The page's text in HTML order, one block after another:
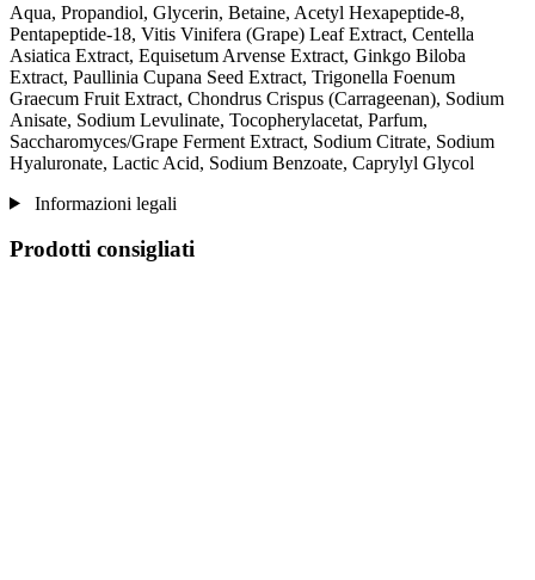
Aqua, Propandiol, Glycerin, Betaine, Acetyl Hexapeptide-8,
Pentapeptide-18, Vitis Vinifera (Grape) Leaf Extract, Centella
Asiatica Extract, Equisetum Arvense Extract, Ginkgo Biloba
Extract, Paullinia Cupana Seed Extract, Trigonella Foenum
Graecum Fruit Extract, Chondrus Crispus (Carrageenan), Sodium
Anisate, Sodium Levulinate, Tocopherylacetat, Parfum,
Saccharomyces/Grape Ferment Extract, Sodium Citrate, Sodium
Hyaluronate, Lactic Acid, Sodium Benzoate, Caprylyl Glycol
Informazioni legali
Prodotti consigliati